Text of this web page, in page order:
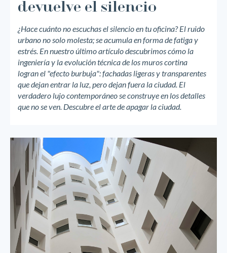
devuelve el silencio
¿Hace cuánto no escuchas el silencio en tu oficina? El ruido
urbano no solo molesta; se acumula en forma de fatiga y
estrés. En nuestro último artículo descubrimos cómo la
ingeniería y la evolución técnica de los muros cortina
logran el "efecto burbuja": fachadas ligeras y transparentes
que dejan entrar la luz, pero dejan fuera la ciudad. El
verdadero lujo contemporáneo se construye en los detalles
que no se ven. Descubre el arte de apagar la ciudad.